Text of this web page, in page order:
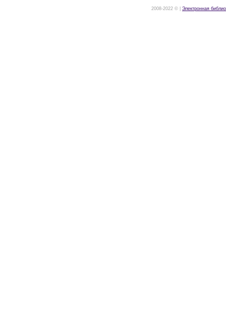
2008-2022 © | Электронная